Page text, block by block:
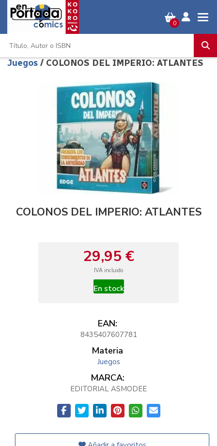
0
Juegos / COLONOS DEL IMPERIO: ATLANTES
COLONOS DEL IMPERIO: ATLANTES
29,95 €
IVA incluido
En stock
EAN:
8435407607781
Materia
Juegos
MARCA:
EDITORIAL ASMODEE